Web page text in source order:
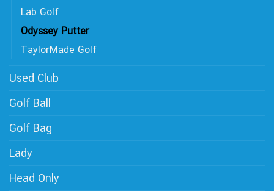
Lab Golf
Odyssey Putter
TaylorMade Golf
Used Club
Golf Ball
Golf Bag
Lady
Head Only